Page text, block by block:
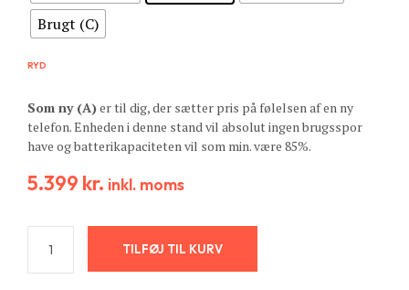
Brugt (C)
RYD
Som ny (A)er til dig, der sætter pris på følelsen af en ny
telefon. Enheden i denne stand vil absolut ingen brugsspor
have og batterikapaciteten vil som min. være 85%.
5.399 kr. inkl. moms
TILFØJ TIL KURV